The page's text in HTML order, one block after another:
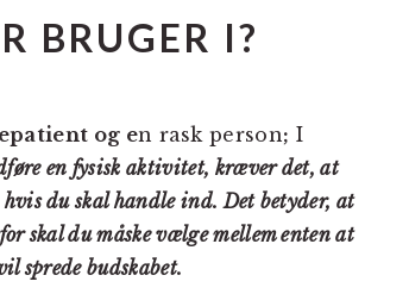
BRUGER I?
og en rask person; I
en fysisk aktivitet, kræver det, at
du skal handle ind. Det betyder, at
skal du måske vælge mellem enten at
sprede budskabet.